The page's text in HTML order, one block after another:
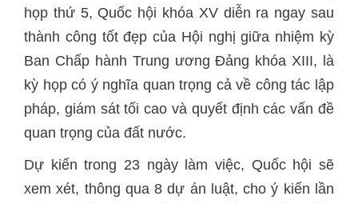
họp thứ 5, Quốc hội khóa XV diễn ra ngay sau
thành công tốt đẹp của Hội nghị giữa nhiệm kỳ
Ban Chấp hành Trung ương Đảng khóa XIII, là
kỳ họp có ý nghĩa quan trọng cả về công tác lập
pháp, giám sát tối cao và quyết định các vấn đề
quan trọng của đất nước.
Dự kiến trong 23 ngày làm việc, Quốc hội sẽ
xem xét, thông qua 8 dự án luật, cho ý kiến lần